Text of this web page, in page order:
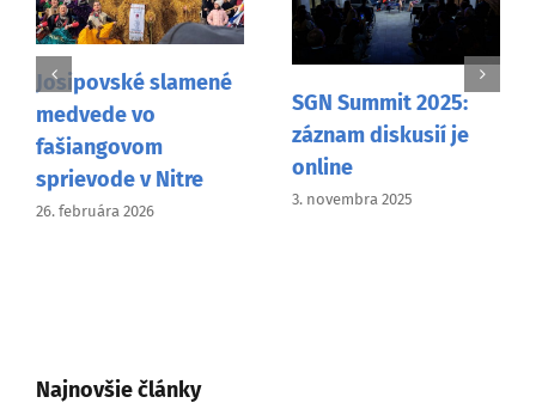
Josipovské slamené
medvede vo
fašiangovom
sprievode v Nitre
26. februára 2026
SGN Summit 2025:
záznam diskusií je
online
3. novembra 2025
Najnovšie články